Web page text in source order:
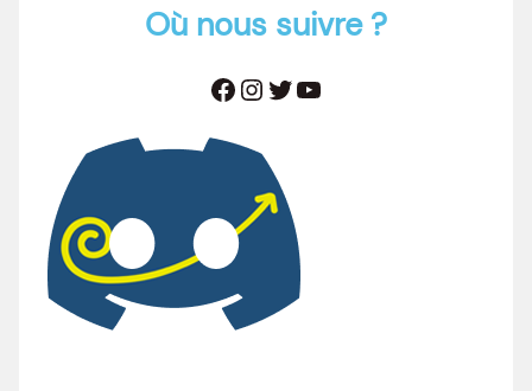
Où nous suivre ?
Facebook Instagram Twitter YouTube